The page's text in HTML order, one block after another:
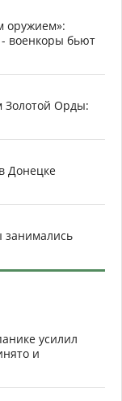
оружием»:
военкоры бьют
Золотой Орды:
Донецке
занимались
усилил
и